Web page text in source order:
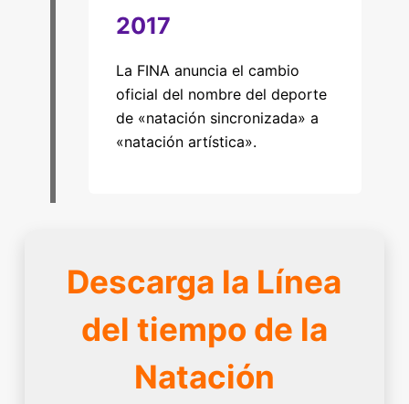
2017
La FINA anuncia el cambio
oficial del nombre del deporte
de «natación sincronizada» a
«natación artística».
Descarga la Línea
del tiempo de la
Natación